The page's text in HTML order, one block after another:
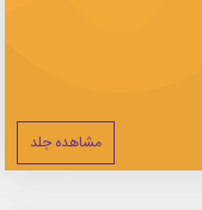
مشاهده جلد